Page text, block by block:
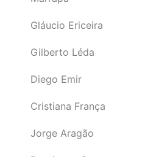
Gláucio Ericeira
Gilberto Léda
Diego Emir
Cristiana França
Jorge Aragão